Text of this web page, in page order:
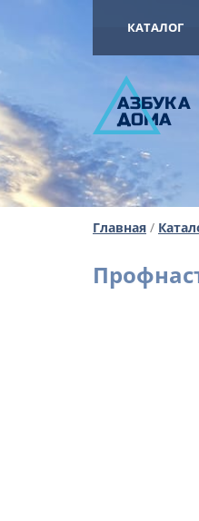
КАТАЛОГ
ОМА
АЗБУКА
Главная /